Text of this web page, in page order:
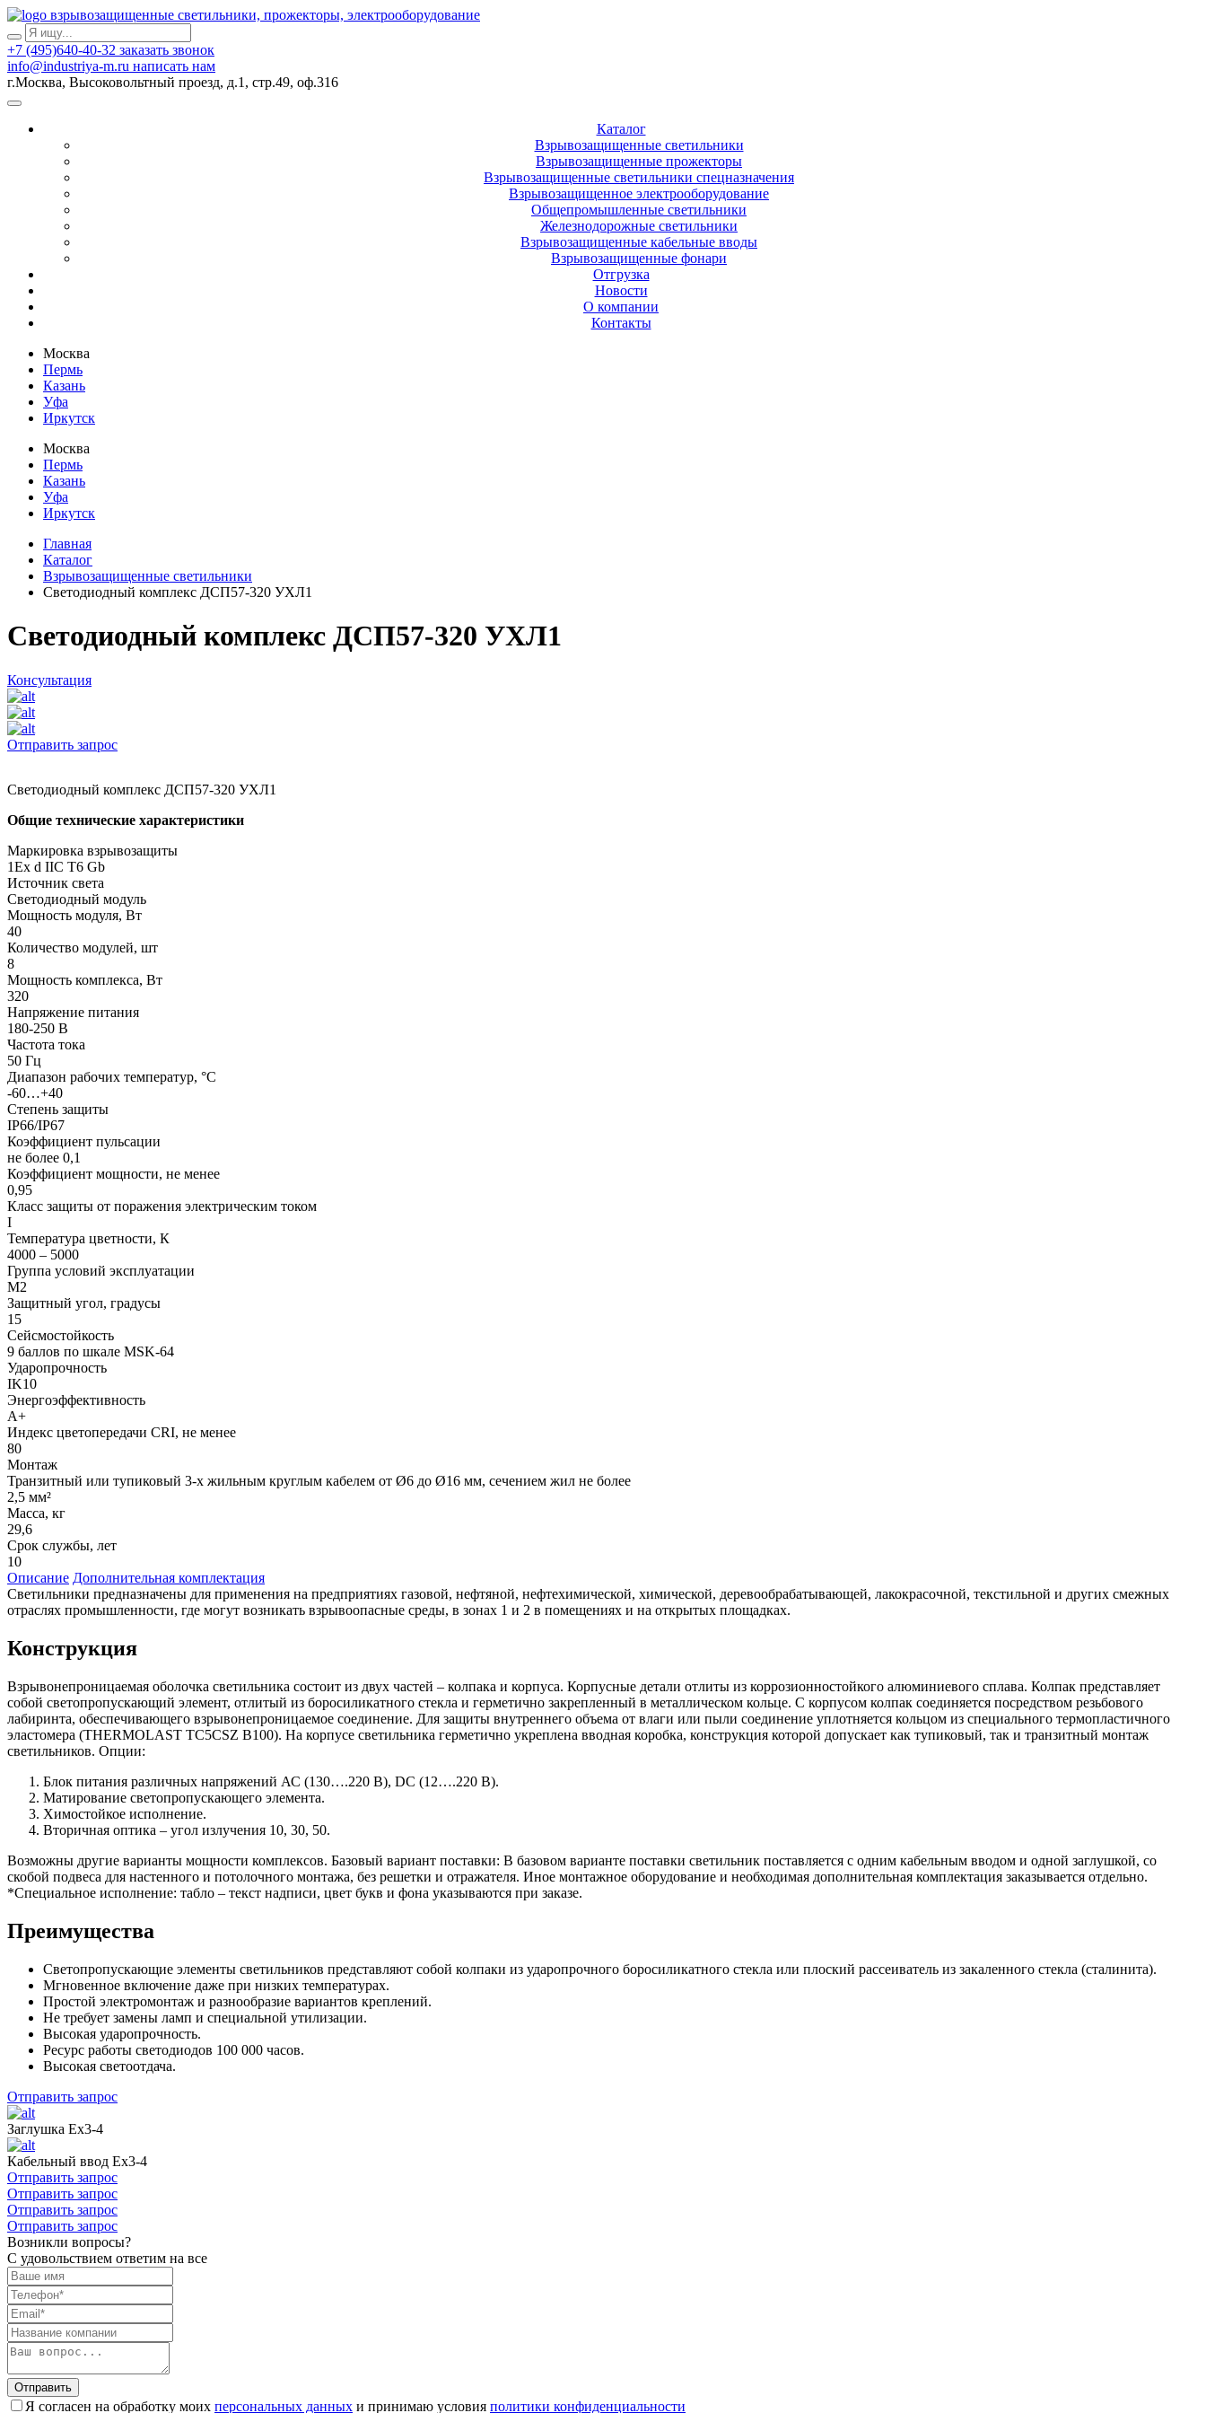
взрывозащищенные светильники, прожекторы, электрооборудование
+7 (495)640-40-32 заказать звонок
info@industriya-m.ru написать нам
г.Москва, Высоковольтный проезд, д.1, стр.49, оф.316
Каталог
Взрывозащищенные светильники
Взрывозащищенные прожекторы
Взрывозащищенные светильники спецназначения
Взрывозащищенное электрооборудование
Общепромышленные светильники
Железнодорожные светильники
Взрывозащищенные кабельные вводы
Взрывозащищенные фонари
Отгрузка
Новости
О компании
Контакты
Москва
Пермь
Казань
Уфа
Иркутск
Москва
Пермь
Казань
Уфа
Иркутск
Главная
Каталог
Взрывозащищенные светильники
Светодиодный комплекс ДСП57-320 УХЛ1
Светодиодный комплекс ДСП57-320 УХЛ1
Консультация
Отправить запрос
Светодиодный комплекс ДСП57-320 УХЛ1
Общие технические характеристики
Маркировка взрывозащиты
1Ex d IIC T6 Gb
Источник света
Светодиодный модуль
Мощность модуля, Вт
40
Количество модулей, шт
8
Мощность комплекса, Вт
320
Напряжение питания
180-250 В
Частота тока
50 Гц
Диапазон рабочих температур, °С
-60…+40
Степень защиты
IP66/IP67
Коэффициент пульсации
не более 0,1
Коэффициент мощности, не менее
0,95
Класс защиты от поражения электрическим током
I
Температура цветности, К
4000 – 5000
Группа условий эксплуатации
М2
Защитный угол, градусы
15
Сейсмостойкость
9 баллов по шкале МSK-64
Ударопрочность
IK10
Энергоэффективность
А+
Индекс цветопередачи CRI, не менее
80
Монтаж
Транзитный или тупиковый 3-х жильным круглым кабелем от Ø6 до Ø16 мм, сечением жил не более
2,5 мм²
Масса, кг
29,6
Срок службы, лет
10
Описание Дополнительная комплектация
Светильники предназначены для применения на предприятиях газовой, нефтяной, нефтехимической, химической, деревообрабатывающей, лакокрасочной, текстильной и других смежных
отраслях промышленности, где могут возникать взрывоопасные среды, в зонах 1 и 2 в помещениях и на открытых площадках.
Конструкция
Взрывонепроницаемая оболочка светильника состоит из двух частей – колпака и корпуса. Корпусные детали отлиты из коррозионностойкого алюминиевого сплава. Колпак представляет
собой светопропускающий элемент, отлитый из боросиликатного стекла и герметично закрепленный в металлическом кольце. С корпусом колпак соединяется посредством резьбового
лабиринта, обеспечивающего взрывонепроницаемое соединение. Для защиты внутреннего объема от влаги или пыли соединение уплотняется кольцом из специального термопластичного
эластомера (THERMOLAST TC5CSZ B100). На корпусе светильника герметично укреплена вводная коробка, конструкция которой допускает как тупиковый, так и транзитный монтаж
светильников. Опции:
Блок питания различных напряжений АС (130….220 В), DC (12….220 В).
Матирование светопропускающего элемента.
Химостойкое исполнение.
Вторичная оптика – угол излучения 10, 30, 50.
Возможны другие варианты мощности комплексов. Базовый вариант поставки: В базовом варианте поставки светильник поставляется с одним кабельным вводом и одной заглушкой, со
скобой подвеса для настенного и потолочного монтажа, без решетки и отражателя. Иное монтажное оборудование и необходимая дополнительная комплектация заказывается отдельно.
*Специальное исполнение: табло – текст надписи, цвет букв и фона указываются при заказе.
Преимущества
Светопропускающие элементы светильников представляют собой колпаки из ударопрочного боросиликатного стекла или плоский рассеиватель из закаленного стекла (сталинита).
Мгновенное включение даже при низких температурах.
Простой электромонтаж и разнообразие вариантов креплений.
Не требует замены ламп и специальной утилизации.
Высокая ударопрочность.
Ресурс работы светодиодов 100 000 часов.
Высокая светоотдача.
Отправить запрос
Заглушка Ех3-4
Кабельный ввод Ех3-4
Отправить запрос
Отправить запрос
Отправить запрос
Отправить запрос
Возникли вопросы?
С удовольствием ответим на все
Отправить
Я согласен на обработку моих персональных данных и принимаю условия политики конфиденциальности